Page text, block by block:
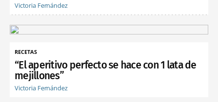
Victoria Fernández
RECETAS
“El aperitivo perfecto se hace con 1 lata de
mejillones”
Victoria Fernández